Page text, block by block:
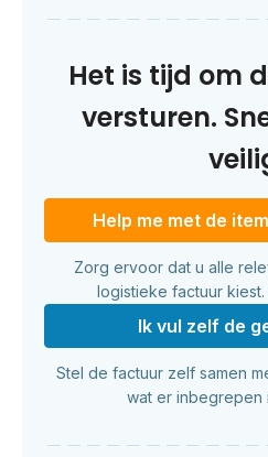
Het is tijd om
versturen.
Help me met de
Zorg ervoor dat u alle
logistieke factuur
Ik vul zelf de
Stel de factuur zelf samen
wat er inbegrepen